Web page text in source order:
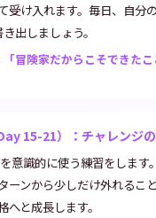
受け入れます。毎日、自分
出しましょう。
冒険家だからこそできた
15-21）：チャレンジ
意識的に使う練習をします
ーンから少しだけ外れるこ
へと成長します。